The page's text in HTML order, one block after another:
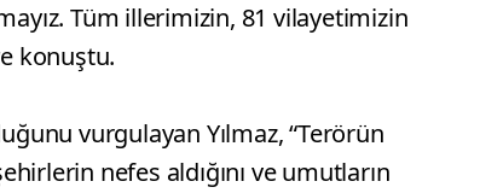
Tüm illerimizin, 81 vilayetimizin
konuştu.
vurgulayan Yılmaz, “Terörün
nefes aldığını ve umutların